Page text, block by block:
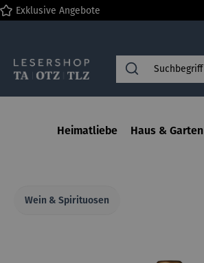
Zur Hauptnavigation springen
Exklusive Angebote
Heimatliebe Haus & Garten
Wein & Spirituosen